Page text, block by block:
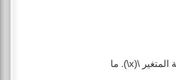
ولكن ما نريد معرفته هو كم المبلغ الذي أحضره جيمي معه إلى المتجر وهو قيمة المتغير \(x\). ما